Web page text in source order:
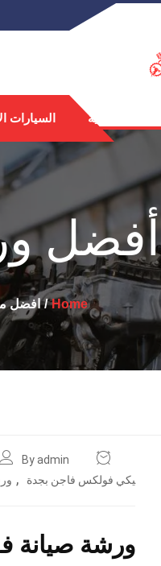
الرئيسية السيارات
أفضل
Home افضل
By admin
يكي فولكس فاجن بجدة
,
ورشة صيانة